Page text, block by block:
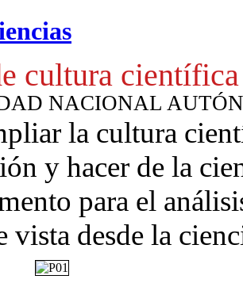
cultura científica
NACIONAL
la cultura
y hacer de la
para el
vista desde la